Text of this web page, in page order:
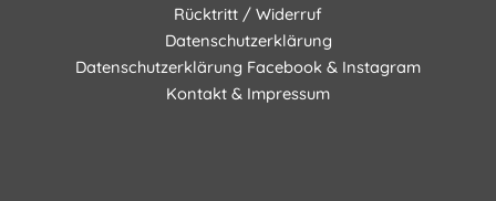
Rücktritt / Widerruf
Datenschutzerklärung
Datenschutzerklärung Facebook & Instagram
Kontakt & Impressum